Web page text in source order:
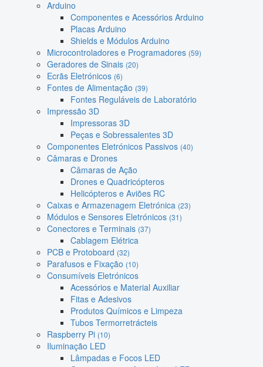
Arduino
Componentes e Acessórios Arduino
Placas Arduino
Shields e Módulos Arduino
Microcontroladores e Programadores (59)
Geradores de Sinais (20)
Ecrãs Eletrónicos (6)
Fontes de Alimentação (39)
Fontes Reguláveis de Laboratório
Impressão 3D
Impressoras 3D
Peças e Sobressalentes 3D
Componentes Eletrónicos Passivos (40)
Câmaras e Drones
Câmaras de Ação
Drones e Quadricópteros
Helicópteros e Aviões RC
Caixas e Armazenagem Eletrónica (23)
Módulos e Sensores Eletrónicos (31)
Conectores e Terminais (37)
Cablagem Elétrica
PCB e Protoboard (32)
Parafusos e Fixação (10)
Consumíveis Eletrónicos
Acessórios e Material Auxiliar
Fitas e Adesivos
Produtos Químicos e Limpeza
Tubos Termorretrácteis
Raspberry Pi (10)
Iluminação LED
Lâmpadas e Focos LED